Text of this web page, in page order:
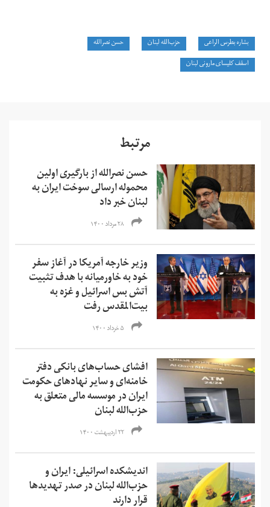
بشاره بطرس الراعی حزب‌الله لبنان
حسن نصرالله
اسقف کلیسای مارونی لبنان
مرتبط
حسن نصرالله از بارگیری اولین
محموله ارسالی سوخت ایران به
لبنان خبر داد
۲۸ مرداد ۱۴۰۰
وزیر خارجه آمریکا در آغاز سفر
خود به خاورمیانه با هدف تثبیت
آتش بس اسرائیل و غزه به
بیت‌المقدس رفت
۵ خرداد ۱۴۰۰
افشای حساب‌های بانکی دفتر
خامنه‌ای و سایر نهادهای حکومت
ایران در موسسه مالی متعلق به
حزب‌الله لبنان
۲۲ اردیبهشت ۱۴۰۰
اندیشکده اسرائیلی:‌ ایران و
حزب‌الله لبنان در صدر تهدیدها
قرار دارند